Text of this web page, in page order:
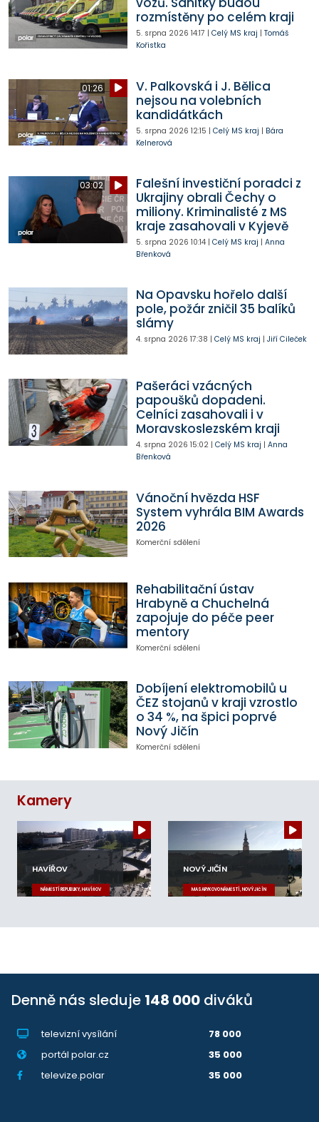
rozmístěny po celém kraji
5. srpna 2026 14:17 | Celý MS kraj | Tomáš
Kořistka
01:26
V. Palkovská i J. Bělica
nejsou na volebních
kandidátkách
5. srpna 2026 12:15 | Celý MS kraj | Bára
Kelnerová
03:02
Falešní investiční poradci z
Ukrajiny obrali Čechy o
miliony. Kriminalisté z MS
kraje zasahovali v Kyjevě
5. srpna 2026 10:14| Celý MS kraj | Anna
Břenková
Na Opavsku hořelo další
pole, požár zničil 35 balíků
slámy
4. srpna 2026 17:38 | Celý MS kraj | Jiří Cileček
Pašeráci vzácných
papoušků dopadeni.
Celníci zasahovali i v
Moravskoslezském kraji
4. srpna 2026 15:02| Celý MS kraj | Anna
Břenková
Vánoční hvězda HSF
System vyhrála BIM Awards
2026
Komerční sdělení
Rehabilitační ústav
Hrabyně a Chuchelná
zapojuje do péče peer
mentory
Komerční sdělení
Dobíjení elektromobilů u
ČEZ stojanů v kraji vzrostlo
o 34 %, na špici poprvé
Nový Jičín
Komerční sdělení
Kamery
HAVÍŘOV
NÁMĚSTÍ REPUBLIKY, HAVÍŘOV
NOVÝ JIČÍN
MASARYKOVO NÁMĚSTÍ, NOVÝ JIČÍN
Denně nás sleduje 148 000 diváků
televizní vysílání
78 000
portál polar.cz
35 000
televize.polar
35 000